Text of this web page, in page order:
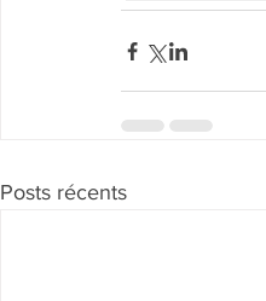
Posts récents